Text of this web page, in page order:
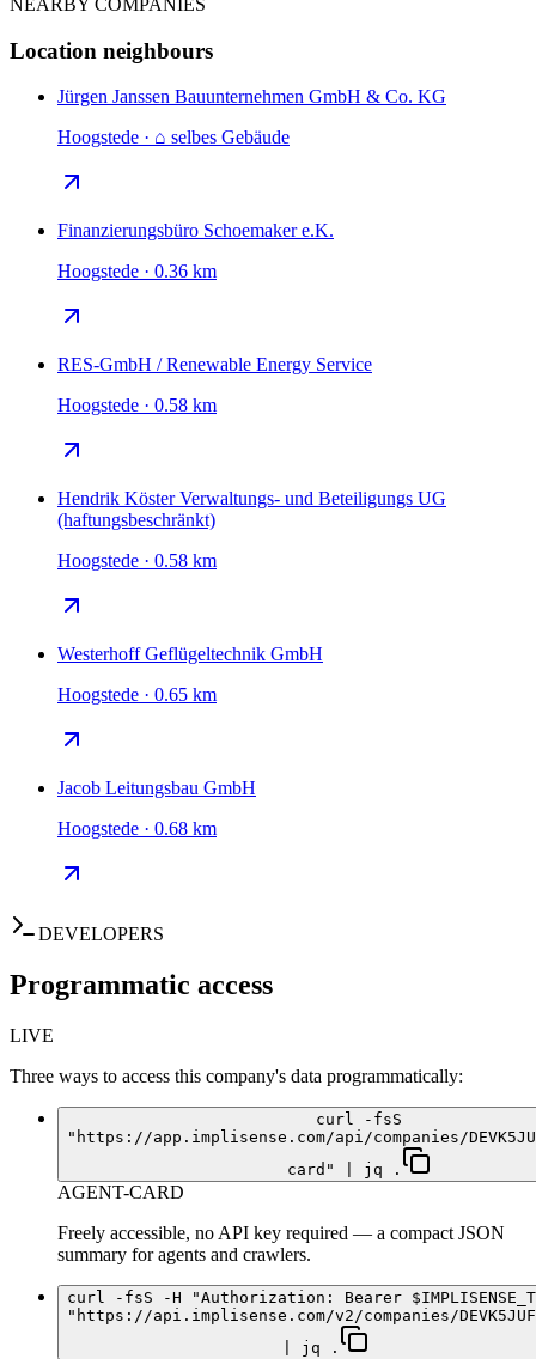
Location neighbours
Jürgen Janssen Bauunternehmen GmbH & Co. KG
Hoogstede · ⌂ selbes Gebäude
Finanzierungsbüro Schoemaker e.K.
Hoogstede · 0.36 km
RES-GmbH / Renewable Energy Service
Hoogstede · 0.58 km
Hendrik Köster Verwaltungs- und Beteiligungs UG
(haftungsbeschränkt)
Hoogstede · 0.58 km
Westerhoff Geflügeltechnik GmbH
Hoogstede · 0.65 km
Jacob Leitungsbau GmbH
Hoogstede · 0.68 km
DEVELOPERS
Programmatic access
LIVE
Three ways to access this company's data programmatically:
curl -fsS
"https://app.implisense.com/api/companies/
card" | jq .
AGENT-CARD
Freely accessible, no API key required — a compact JSON
summary for agents and crawlers.
curl -fsS -H "Authorization: Bearer
"https://api.implisense.com/v2/companies/
| jq .